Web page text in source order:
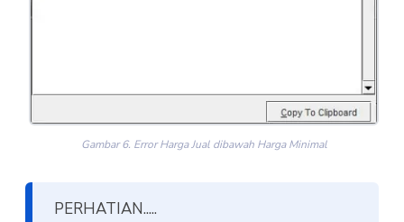
Gambar 6. Error Harga Jual dibawah Harga Minimal
PERHATIAN.....